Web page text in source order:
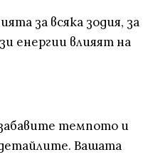
за всяка зодия, за
енергии влияят на
темпото и
Вашата